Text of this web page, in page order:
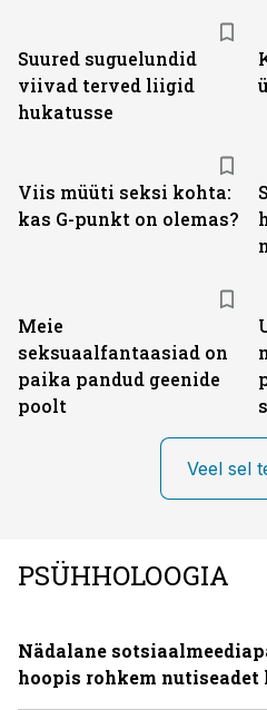
Suured suguelundid
viivad terved liigid
hukatusse
Viis müüti seksi kohta:
kas G-punkt on olemas?
Meie
seksuaalfantaasiad on
paika pandud geenide
poolt
Veel sel
PSÜHHOLOOGIA
Nädalane
hoopis rohkem nutiseadet